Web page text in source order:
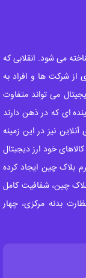
می شود. انقلابی که
شرکت ها و افراد به
می تواند متفاوت
ای که در ذهن دارند
نیز در این زمینه
خود ارز دیجیتال
بلاک چین ایجاد کرده
چین، شفافیت کامل
بدنه مرکزی، چهار